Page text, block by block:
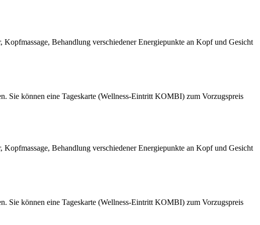
Behandlung verschiedener Energiepunkte an Kopf und Gesicht
Sie können eine Tageskarte (Wellness-Eintritt KOMBI) zum Vorzugspreis
Behandlung verschiedener Energiepunkte an Kopf und Gesicht
Sie können eine Tageskarte (Wellness-Eintritt KOMBI) zum Vorzugspreis